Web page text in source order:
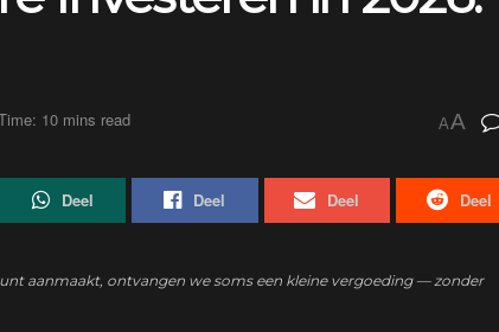
10 mins read AA
Deel Deel Deel Deel
aanmaakt, ontvangen we soms een kleine vergoeding — zonder